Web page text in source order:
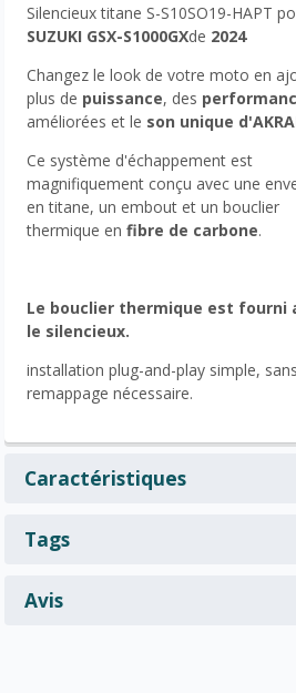
Silencieux titane S-S10SO19-HAPT
SUZUKI GSX-S1000GXde 2024
Changez le look de votre moto en
plus de puissance, des
améliorées et le son unique
Ce système d'échappement est
magnifiquement conçu avec une
en titane, un embout et un bouclier
thermique enfibre de carbone.
Le bouclier thermique est fourni
le silencieux.
installation plug-and-play simple, sans
remappage nécessaire.
Caractéristiques
Tags
Avis